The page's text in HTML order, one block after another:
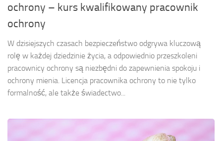
ochrony – kurs kwalifikowany pracownik
ochrony
W dzisiejszych czasach bezpieczeństwo odgrywa kluczową
rolę w każdej dziedzinie życia, a odpowiednio przeszkoleni
pracownicy ochrony są niezbędni do zapewnienia spokoju i
ochrony mienia. Licencja pracownika ochrony to nie tylko
formalność, ale także świadectwo...